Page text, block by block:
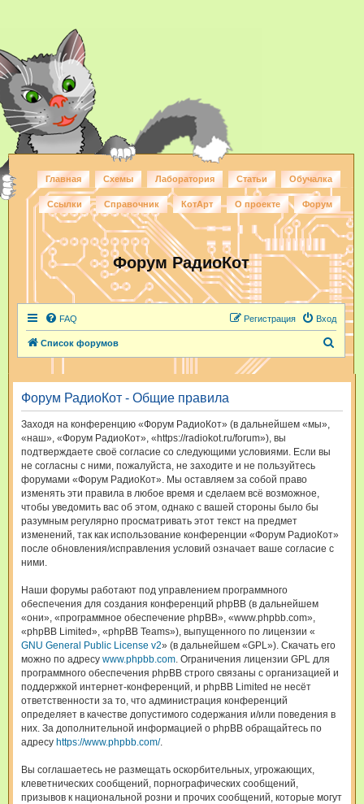
Главная Схемы Лаборатория Статьи Обучалка
Ссылки Справочник КотАрт О проекте Форум
Форум РадиоКот
FAQ Вход
Регистрация
Список форумов
и
Форум РадиоКот - Общие правила
Заходя на конференцию «Форум РадиоКот» (в дальнейшем «мы»,
«наш», «Форум РадиоКот», «https://radiokot.ru/forum»), вы
подтверждаете своё согласие со следующими условиями. Если вы
не согласны с ними, пожалуйста, не заходите и не пользуйтесь
форумами «Форум РадиоКот». Мы оставляем за собой право
изменять эти правила в любое время и сделаем всё возможное,
чтобы уведомить вас об этом, однако с вашей стороны было бы
разумным регулярно просматривать этот текст на предмет
изменений, так как использование конференции «Форум РадиоКот»
после обновления/исправления условий означает ваше согласие с
ними.
Наши форумы работают под управлением программного
обеспечения для создания конференций phpBB (в дальнейшем
«они», «программное обеспечение phpBB», «www.phpbb.com»,
«phpBB Limited», «phpBB Teams»), выпущенного по лицензии «
GNU General Public License v2» (в дальнейшем «GPL»). Скачать его
можно по адресу www.phpbb.com. Ограничения лицензии GPL для
программного обеспечения phpBB строго связаны с организацией и
поддержкой интернет-конференций, и phpBB Limited не несёт
ответственности за то, что администрация конференций
определяет в качестве допустимого содержания и/или поведения в
них. За дополнительной информацией о phpBB обращайтесь по
адресу https://www.phpbb.com/.
Вы соглашаетесь не размещать оскорбительных, угрожающих,
клеветнических сообщений, порнографических сообщений,
призывов к национальной розни и прочих сообщений, которые могут